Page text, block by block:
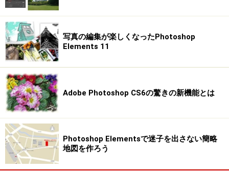
写真の編集が楽しくなったPhotoshop
Elements 11
Adobe Photoshop CS6の驚きの新機能とは
Photoshop Elementsで迷子を出さない簡略
地図を作ろう